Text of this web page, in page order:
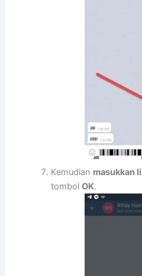
Kemudian masukkan
tombolOK.